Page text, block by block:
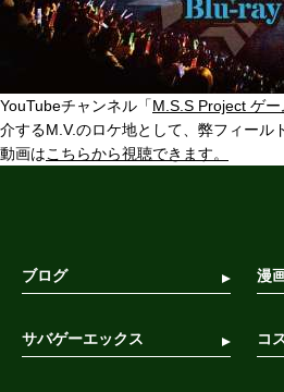
YouTubeチャンネル「M.S.S Project ゲー
介するM.V.のロケ地として、弊フィール
動画はこちらから視聴できます。
ブログ 漫
サバゲーエックス コ